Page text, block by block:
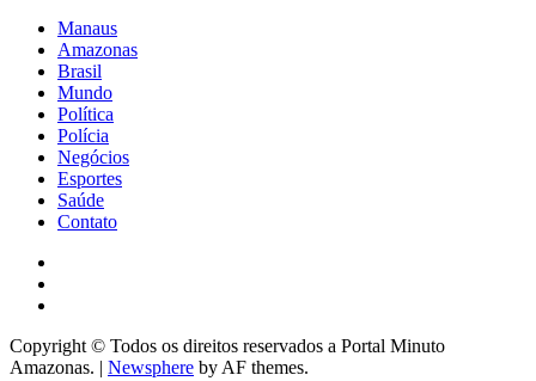
Manaus
Amazonas
Brasil
Mundo
Política
Polícia
Negócios
Esportes
Saúde
Contato
Copyright © Todos os direitos reservados a Portal Minuto
Amazonas. | Newsphere by AF themes.